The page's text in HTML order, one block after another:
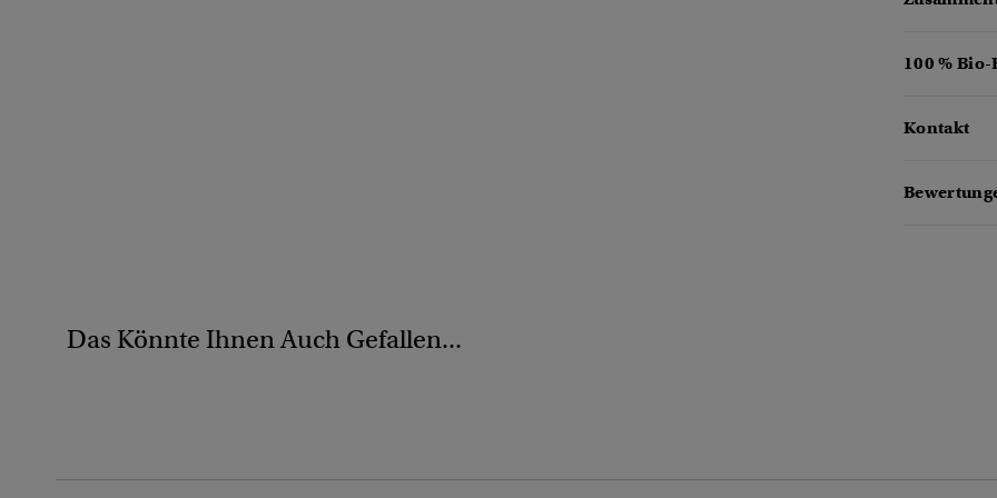
100 %
Kontakt
Das Könnte Ihnen Auch Gefallen...